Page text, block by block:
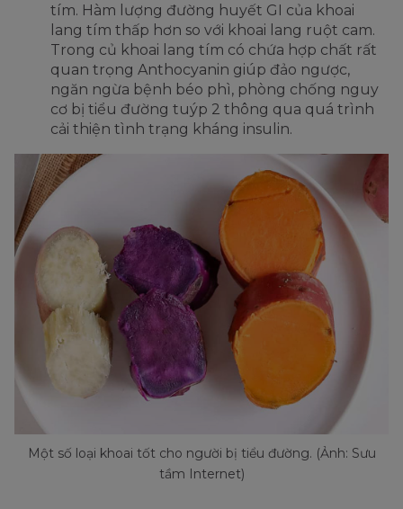
tím. Hàm lượng đường huyết GI của khoai
lang tím thấp hơn so với khoai lang ruột cam.
Trong củ khoai lang tím có chứa hợp chất rất
quan trọng Anthocyanin giúp đảo ngược,
ngăn ngừa bệnh béo phì, phòng chống nguy
cơ bị tiểu đường tuýp 2 thông qua quá trình
cải thiện tình trạng kháng insulin.
Một số loại khoai tốt cho người bị tiểu đường. (Ảnh: Sưu
tầm Internet)